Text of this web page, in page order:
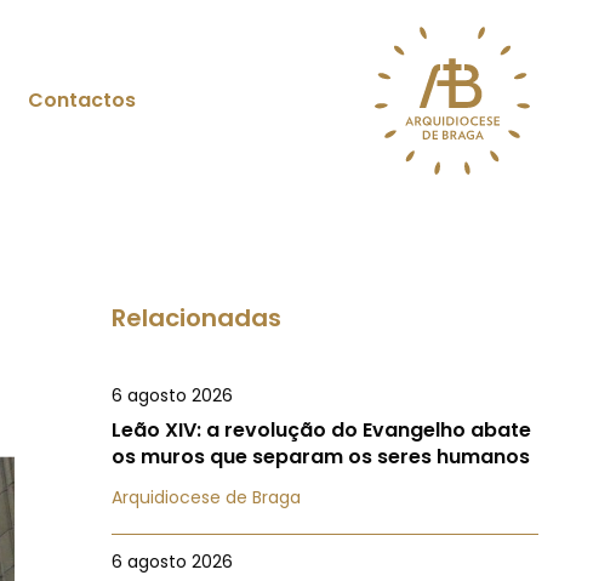
Contactos
Relacionadas
6 agosto 2026
Leão XIV: a revolução do Evangelho abate
os muros que separam os seres humanos
Arquidiocese de Braga
6 agosto 2026